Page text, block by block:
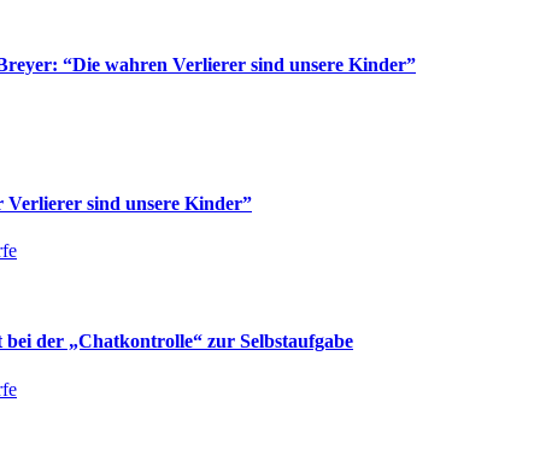
“Die wahren Verlierer sind unsere Kinder”
sind unsere Kinder”
der „Chatkontrolle“ zur Selbstaufgabe